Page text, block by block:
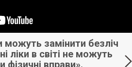
можуть замінити безліч
ліки в світі не можуть
фізичні вправи».